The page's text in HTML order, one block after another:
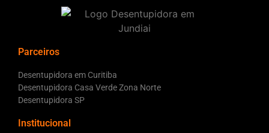
Parceiros
Desentupidora em Curitiba
Desentupidora Casa Verde Zona Norte
Desentupidora SP
Institucional